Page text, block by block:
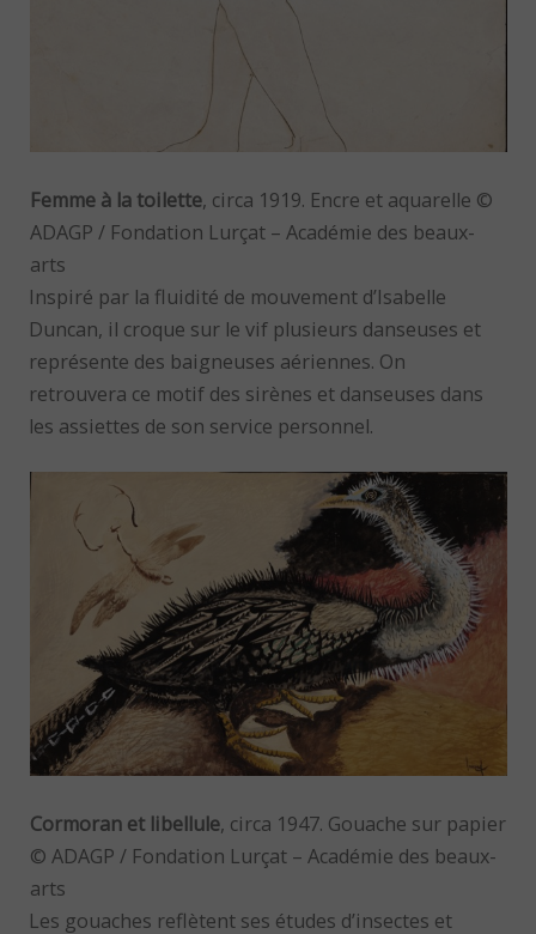
Femme à la toilette, circa 1919. Encre et aquarelle ©
ADAGP / Fondation Lurçat – Académie des beaux-
arts
Inspiré par la fluidité de mouvement d’Isabelle
Duncan, il croque sur le vif plusieurs danseuses et
représente des baigneuses aériennes. On
retrouvera ce motif des sirènes et danseuses dans
les assiettes de son service personnel.
Cormoran et libellule, circa 1947. Gouache sur papier
© ADAGP / Fondation Lurçat – Académie des beaux-
arts
Les gouaches reflètent ses études d’insectes et